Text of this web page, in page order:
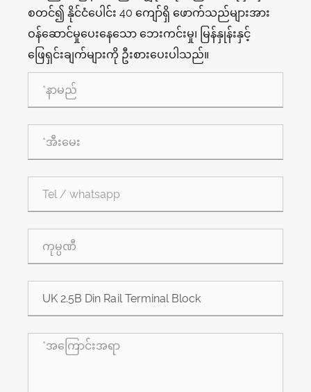
စတင်၍ နိုင်ငံပေါင်း 40 ကျော်ရှိ ဖောက်သည်များအား
ဝန်ဆောင်မှုပေးနေသော ဘေးကင်းမှု၊ မြန်နှုန်းနှင့်
ဖြေရှင်းချက်များကို ဦးစားပေးပါသည်။